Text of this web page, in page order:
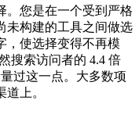
。您是在一个受到严格
未构建的工具之间做选
，使选择变得不再模
搜索访问者的 4.4 倍
过这一点。大多数项
上。